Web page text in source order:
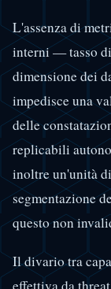
L'assenza di
interni — tasso
dimensione dei
impedisce una
delle
replicabili
inoltre un'unità
segmentazione
questo non
Il divario tra
effettiva da